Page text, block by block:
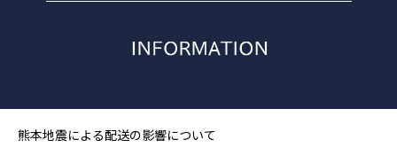
熊本地震による配送の影響について